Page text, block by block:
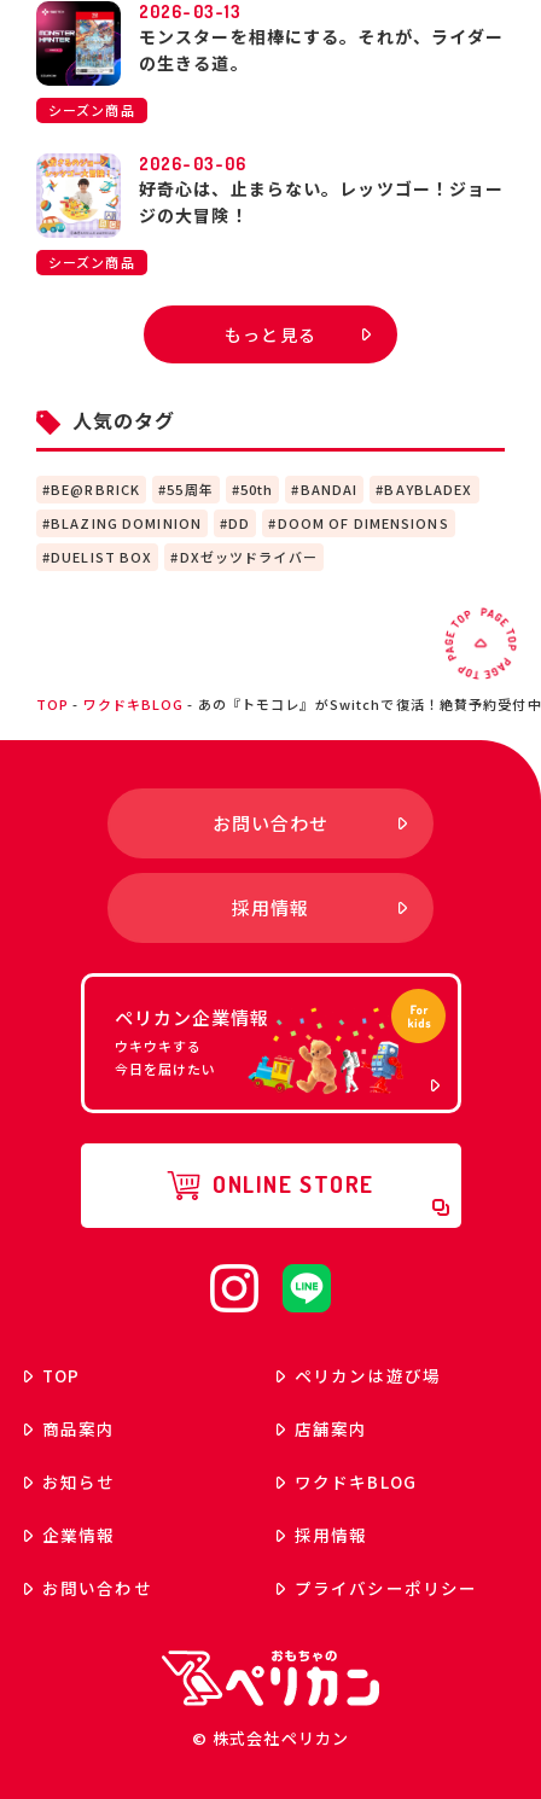
2026-03-13
モンスターを相棒にする。それが、ライダー
の生きる道。
シーズン商品
2026-03-06
好奇心は、止まらない。レッツゴー！ジョー
ジの大冒険！
シーズン商品
もっと見る
人気のタグ
BE@RBRICK 55周年 50th BANDAI
BAYBLADEX
BLAZING DOMINION
DD
DOOM OF DIMENSIONS
DUELIST BOX
DXゼッツドライバー
TOP ワクドキBLOG あの『トモコレ』がSwitchで復活！絶賛予約受付
お問い合わせ
採用情報
ペリカン企業情報
ウキウキする
今日を届けたい
ONLINE STORE
TOP ペリカンは遊び場
商品案内 店舗案内
お知らせ ワクドキBLOG
企業情報 採用情報
お問い合わせ プライバシーポリシー
© 株式会社ペリカン